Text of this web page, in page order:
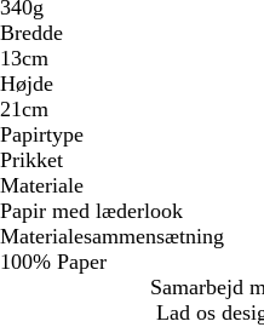
340g
Bredde
13cm
Højde
21cm
Papirtype
Prikket
Materiale
Papir med læderlook
Materialesammensætning
100% Paper
Samarbejd
Lad os